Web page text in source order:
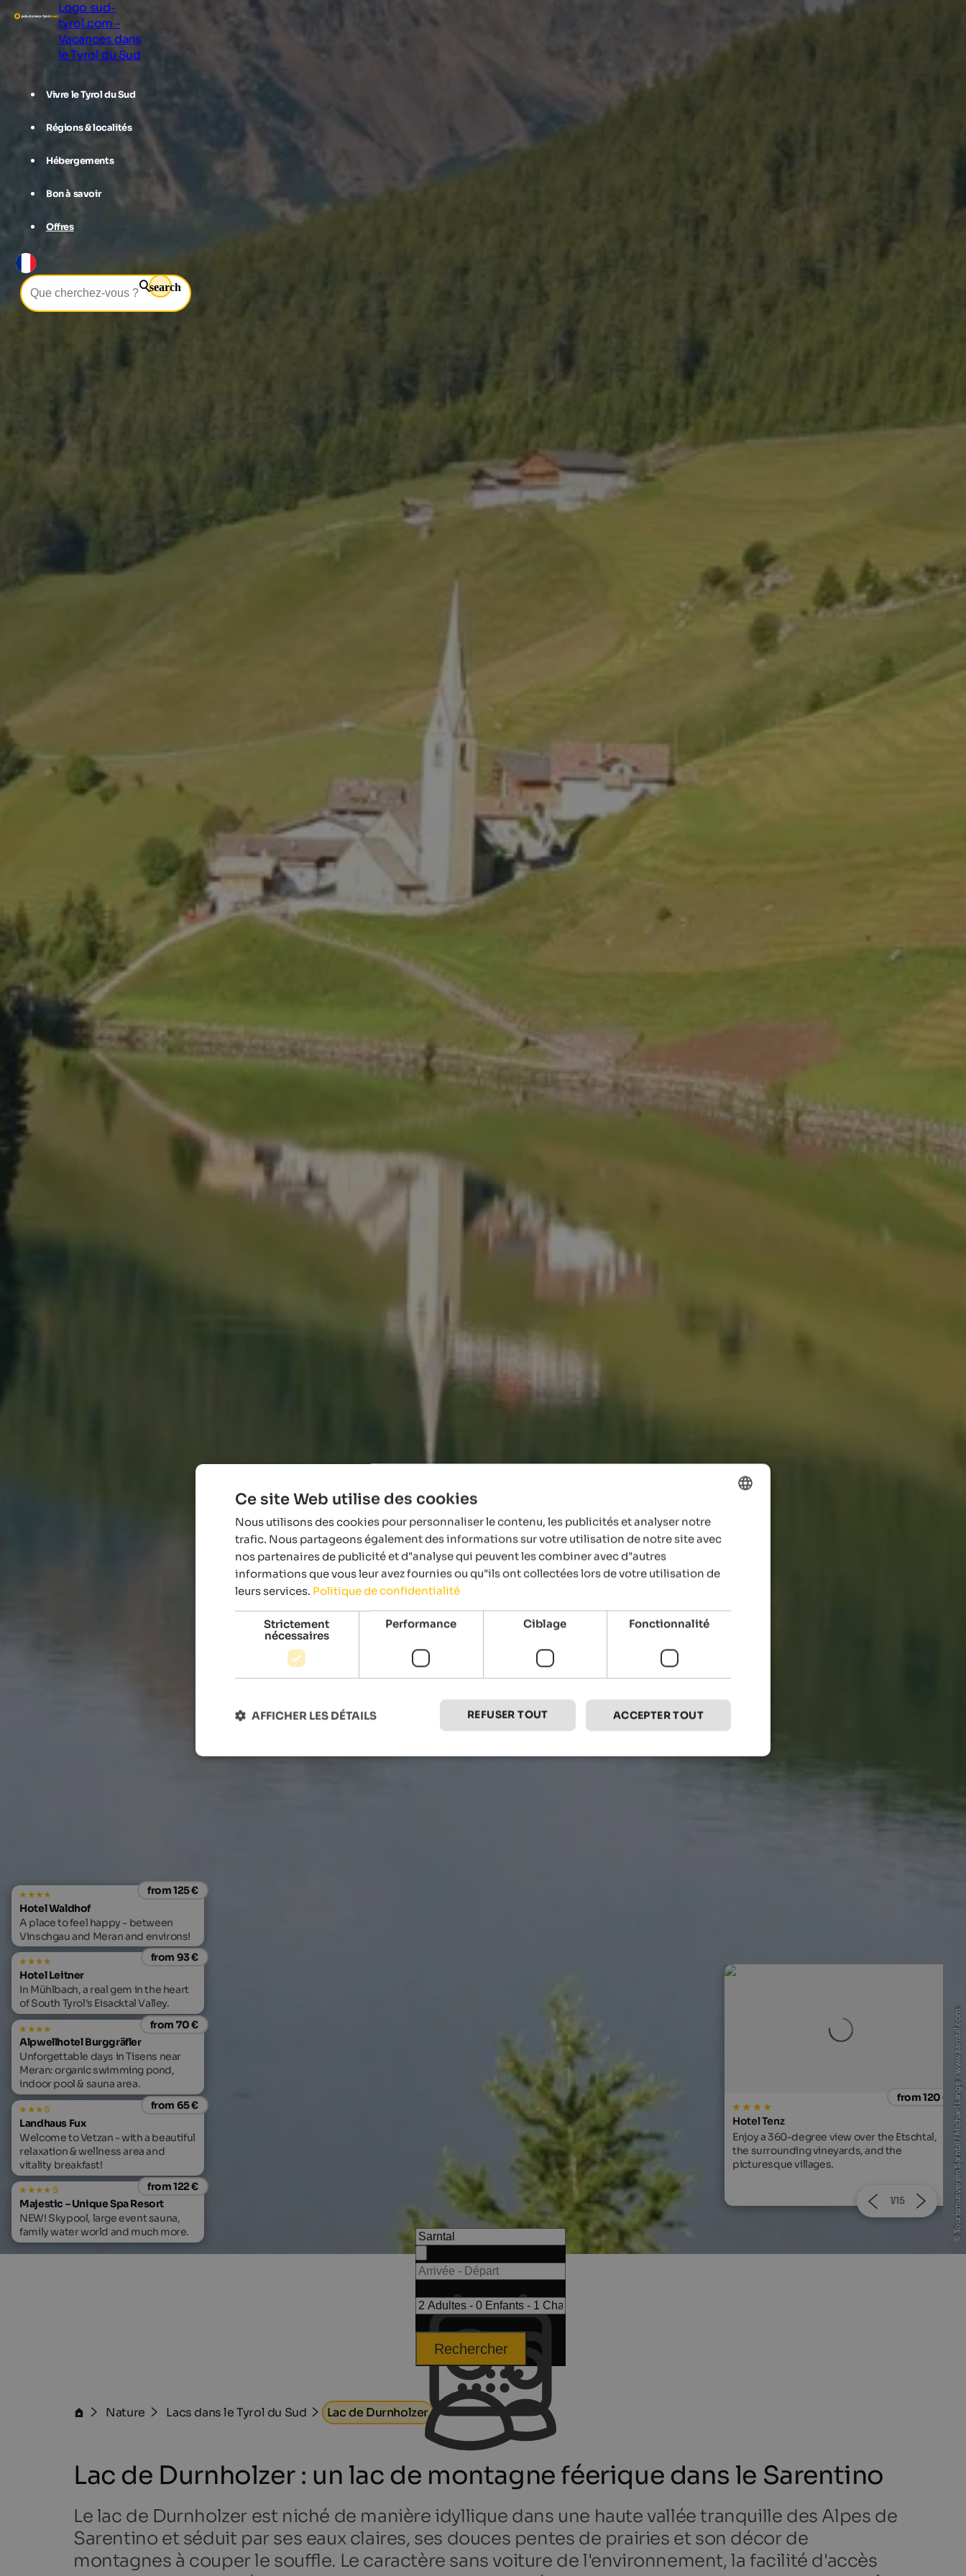
Logo sud-
tyrol.com -
Vacances dans
le Tyrol du Sud
Vivre le Tyrol du Sud
Régions & localités
Hébergements
Bon à savoir
Offres
search
from 125 €
Hotel Waldhof
A place to feel happy - between
Vinschgau and Meran and environs!
from 93 €
Hotel Leitner
In Mühlbach, a real gem in the heart
of South Tyrol's Eisacktal Valley.
from 70 €
Alpwellhotel Burggräfler
Unforgettable days in Tisens near
Meran: organic swimming pond,
indoor pool & sauna area.
from 65 €
s
Landhaus Fux
Welcome to Vetzan - with a beautiful
relaxation & wellness area and
vitality breakfast!
from 122 €
s
Majestic – Unique Spa Resort
NEW! Skypool, large event sauna,
family water world and much more.
Hotel Tenz
Enjoy a 360-degree view over the Etschtal,
the surrounding vineyards, and the
picturesque villages.
from 252
SOLVIE Calm Inspiring Getaway
An inspiring panoramic getaway for lovers
peace.
2/15 © Tourismusverein Sarntal / Michael Lange - www.sarntal.com
Rechercher
Nature Lacs dans le Tyrol du Sud Lac de Durnholzer
Lac de Durnholzer : un lac de montagne féerique dans le Sarentino
Le lac de Durnholzer est niché de manière idyllique dans une haute vallée tranquille des Alpes de
Sarentino et séduit par ses eaux claires, ses douces pentes de prairies et son décor de
montagnes à couper le souffle. Le caractère sans voiture de l'environnement, la facilité d'accès
ENGLISH
FRENCH
Ce site Web utilise des cookies
Nous utilisons des cookies pour personnaliser le contenu, les publicités et analyser notre
trafic. Nous partageons également des informations sur votre utilisation de notre site avec
nos partenaires de publicité et d"analyse qui peuvent les combiner avec d"autres
informations que vous leur avez fournies ou qu"ils ont collectées lors de votre utilisation de
leurs services. Politique de confidentialité
Strictement
nécessaires
Performance Ciblage Fonctionnalité
ACCEPTER TOUT
REFUSER TOUT
AFFICHER LES DÉTAILS